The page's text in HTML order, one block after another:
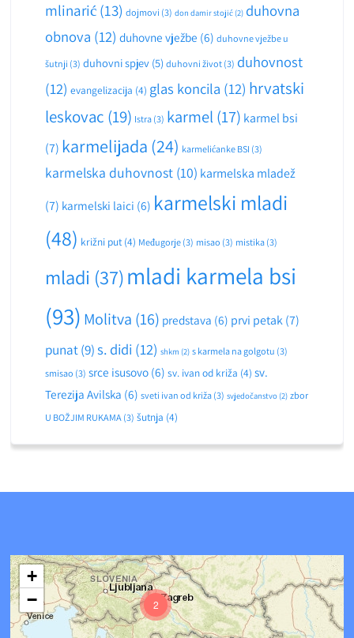
mlinarić(13) dojmovi (3) don damir stojić(2) duhovna
obnova (12) duhovne vježbe (6) duhovne vježbe u
šutnji (3) duhovni spjev(5) duhovni život(3) duhovnost
(12) evangelizacija (4) glas koncila (12) hrvatski
leskovac (19) Istra(3) karmel(17) karmel bsi
(7) karmelijada (24) karmelićanke BSI (3)
karmelska duhovnost(10) karmelska mladež
(7) karmelski laici (6) karmelski mladi
(48) križni put(4) Međugorje(3) misao (3) mistika(3)
mladi (37)mladi karmela bsi
(93) Molitva (16) predstava (6) prvi petak(7)
punat(9)s. didi (12) shkm (2) s karmela na golgotu (3)
smisao (3) srce isusovo(6) sv. ivan od križa (4) sv.
Terezija Avilska (6) sveti ivan od križa(3) svjedočanstvo(2) zbor
U BOŽJIM RUKAMA(3) šutnja (4)
2
+
−